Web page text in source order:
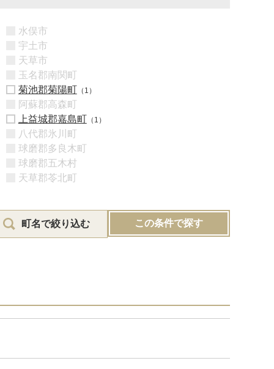
水俣市
宇土市
天草市
玉名郡南関町
菊池郡菊陽町 （1）
阿蘇郡高森町
上益城郡嘉島町 （1）
八代郡氷川町
球磨郡多良木町
球磨郡五木村
天草郡苓北町
町名で絞り込む この条件で探す